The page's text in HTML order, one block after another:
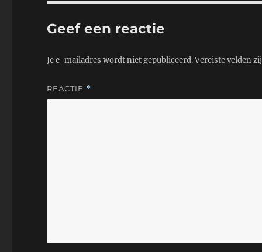
Geef een reactie
Je e-mailadres wordt niet gepubliceerd.Vereiste velden
REACTIE *